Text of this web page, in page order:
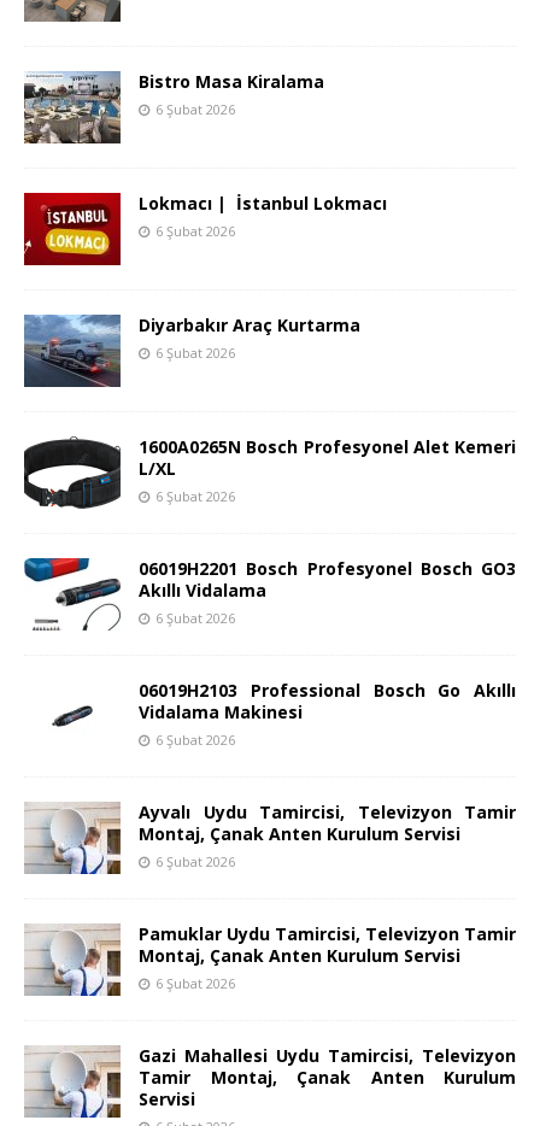
Bistro Masa Kiralama
6 Şubat 2026
Lokmacı | İstanbul Lokmacı
6 Şubat 2026
Diyarbakır Araç Kurtarma
6 Şubat 2026
1600A0265N Bosch Profesyonel Alet Kemeri
L/XL
6 Şubat 2026
06019H2201 Bosch Profesyonel Bosch GO3
Akıllı Vidalama
6 Şubat 2026
06019H2103 Professional Bosch Go Akıllı
Vidalama Makinesi
6 Şubat 2026
Ayvalı Uydu Tamircisi, Televizyon Tamir
Montaj, Çanak Anten Kurulum Servisi
6 Şubat 2026
Pamuklar Uydu Tamircisi, Televizyon Tamir
Montaj, Çanak Anten Kurulum Servisi
6 Şubat 2026
Gazi Mahallesi Uydu Tamircisi, Televizyon
Tamir Montaj, Çanak Anten Kurulum
Servisi